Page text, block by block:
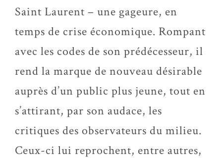
Saint Laurent – une gageure, en
temps de crise économique. Rompant
avec les codes de son prédécesseur, il
rend la marque de nouveau désirable
auprès d’un public plus jeune, tout en
s’attirant, par son audace, les
critiques des observateurs du milieu.
Ceux-ci lui reprochent, entre autres,